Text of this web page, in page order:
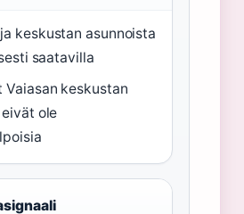
keskustan asunnoista
saatavilla
keskustan
ole